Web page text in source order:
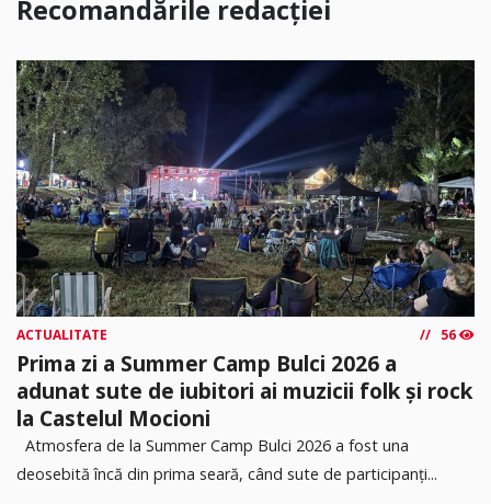
Recomandările redacției
ACTUALITATE 56
Prima zi a Summer Camp Bulci 2026 a
adunat sute de iubitori ai muzicii folk și rock
la Castelul Mocioni
Atmosfera de la Summer Camp Bulci 2026 a fost una
deosebită încă din prima seară, când sute de participanți...